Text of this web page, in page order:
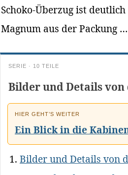
Schoko-Überzug ist
Magnum aus der Packung …
SERIE · 10 TEILE
Bilder und Details
HIER GEHT’S WEITER
Ein Blick in die
Bilder und Details von